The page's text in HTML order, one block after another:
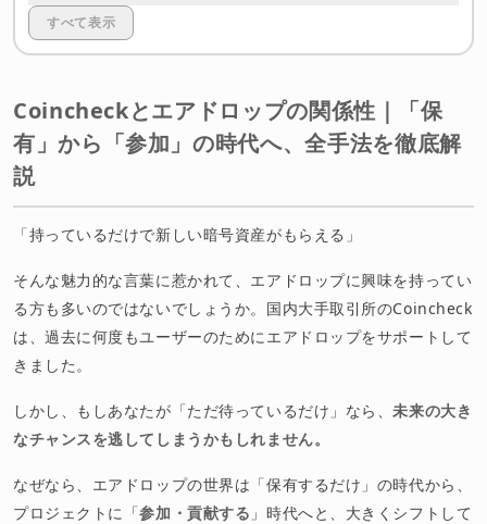
まとめ未来の利益を最大化する新・戦略ガイド
すべて表示
Coincheckとエアドロップの関係性｜「保
有」から「参加」の時代へ、全手法を徹底解
説
「持っているだけで新しい暗号資産がもらえる」
そんな魅力的な言葉に惹かれて、エアドロップに興味を持ってい
る方も多いのではないでしょうか。国内大手取引所のCoincheck
は、過去に何度もユーザーのためにエアドロップをサポートして
きました。
しかし、もしあなたが「ただ待っているだけ」なら、未来の大き
なチャンスを逃してしまうかもしれません。
なぜなら、エアドロップの世界は「保有するだけ」の時代から、
プロジェクトに「参加・貢献する 」時代へと、大きくシフトして